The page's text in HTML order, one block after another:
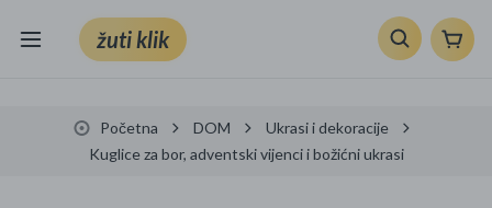
žuti klik
Knjige, škola i ured
Početna DOM
Ukrasi i dekoracije
Kuglice za bor, adventski vijenci i božićni ukrasi